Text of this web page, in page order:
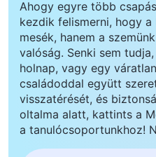
Ahogy egyre több
kezdik felismerni, hogy
mesék, hanem a
valóság. Senki sem
holnap, vagy egy
családoddal együtt
visszatérését, és
oltalma alatt, kattints a
a tanulócsoportunkhoz!